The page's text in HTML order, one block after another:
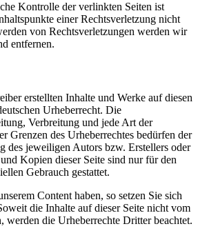
Kontrolle der verlinkten Seiten ist
einer Rechtsverletzung nicht
von Rechtsverletzungen werden wir
entfernen.
erstellten Inhalte und Werke auf diesen
Urheberrecht. Die
Verbreitung und jede Art der
Grenzen des Urheberrechtes bedürfen der
des jeweiligen Autors bzw. Erstellers oder
Kopien dieser Seite sind nur für den
Gebrauch gestattet.
Content haben, so setzen Sie sich
die Inhalte auf dieser Seite nicht vom
werden die Urheberrechte Dritter beachtet.